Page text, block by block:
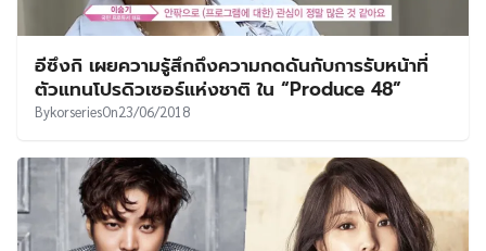
อีซึงกิ เผยความรู้สึกถึงความกดดันกับการรับหน้าที่
ตัวแทนโปรดิวเซอร์แห่งชาติ ใน “Produce 48”
BykorseriesOn23/06/2018